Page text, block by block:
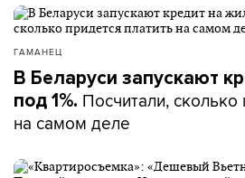
ГАМАНЕЦ
В Беларуси запускают
под 1%. Посчитали, сколько
на самом деле